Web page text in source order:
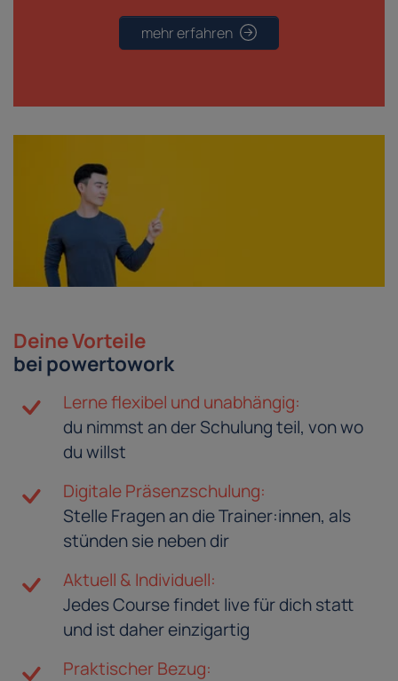
mehr erfahren
Deine Vorteile
bei powertowork
Lerne flexibel und unabhängig:
du nimmst an der Schulung teil, von wo
du willst
Digitale Präsenzschulung:
Stelle Fragen an die Trainer:innen, als
stünden sie neben dir
Aktuell & Individuell:
Jedes Course findet live für dich statt
und ist daher einzigartig
Praktischer Bezug: